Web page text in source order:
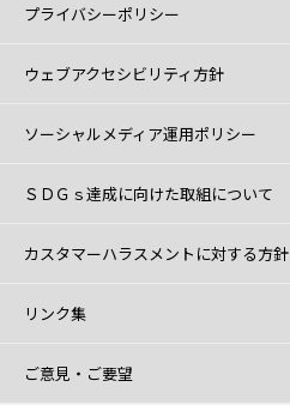
プライバシーポリシー
ウェブアクセシビリティ方針
ソーシャルメディア運用ポリシー
ＳＤＧｓ達成に向けた取組について
カスタマーハラスメントに対する方針
リンク集
ご意見・ご要望